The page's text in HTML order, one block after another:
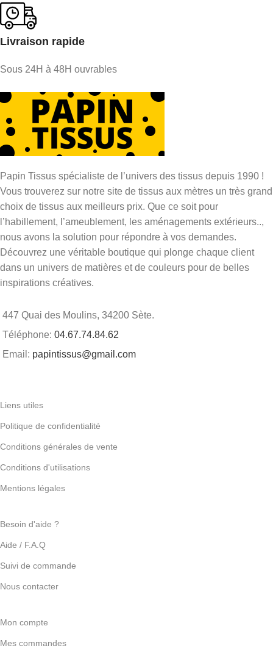
Livraison rapide
Sous 24H à 48H ouvrables
Papin Tissus spécialiste de l’univers des tissus depuis 1990 !
Vous trouverez sur notre site de tissus aux mètres un très grand
choix de tissus aux meilleurs prix. Que ce soit pour
l’habillement, l’ameublement, les aménagements extérieurs..,
nous avons la solution pour répondre à vos demandes.
Découvrez une véritable boutique qui plonge chaque client
dans un univers de matières et de couleurs pour de belles
inspirations créatives.
447 Quai des Moulins, 34200 Sète.
Téléphone: 04.67.74.84.62
Email: papintissus@gmail.com
Liens utiles
Politique de confidentialité
Conditions générales de vente
Conditions d'utilisations
Mentions légales
Besoin d'aide ?
Aide / F.A.Q
Suivi de commande
Nous contacter
Mon compte
Mes commandes